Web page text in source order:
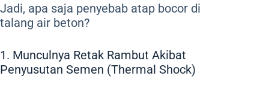
Jadi, apa saja penyebab atap bocor di
talang air beton?
1. Munculnya Retak Rambut Akibat
Penyusutan Semen (Thermal Shock)